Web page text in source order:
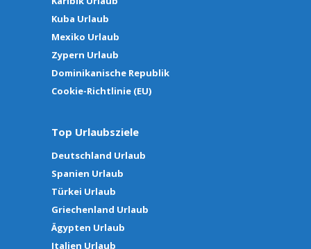
Kuba Urlaub
Mexiko Urlaub
Zypern Urlaub
Dominikanische Republik
Cookie-Richtlinie (EU)
Top Urlaubsziele
Deutschland Urlaub
Spanien Urlaub
Türkei Urlaub
Griechenland Urlaub
Ägypten Urlaub
Italien Urlaub